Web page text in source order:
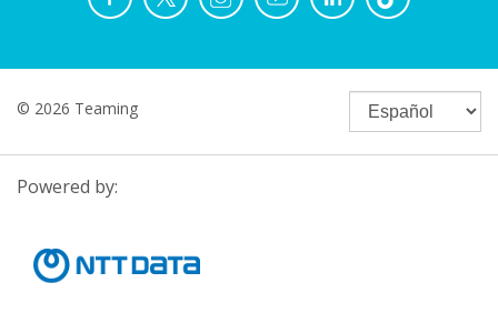
© 2026 Teaming
Powered by: